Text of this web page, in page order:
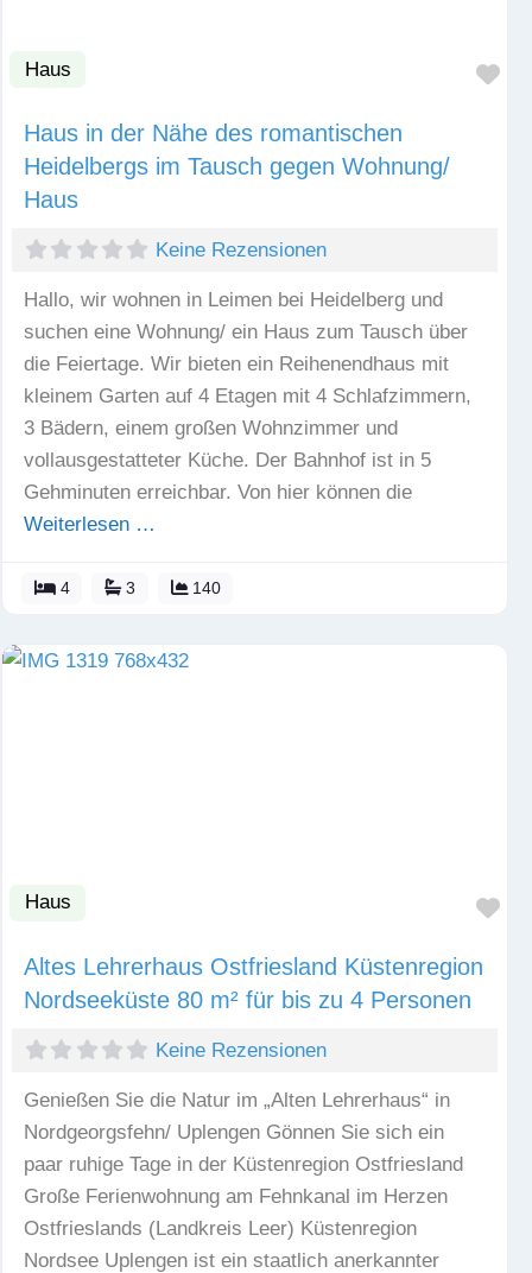
Haus
Haus in der Nähe des romantischen
Heidelbergs im Tausch gegen Wohnung/
Haus
Keine Rezensionen
Hallo, wir wohnen in Leimen bei Heidelberg und
suchen eine Wohnung/ ein Haus zum Tausch über
die Feiertage. Wir bieten ein Reihenendhaus mit
kleinem Garten auf 4 Etagen mit 4 Schlafzimmern,
3 Bädern, einem großen Wohnzimmer und
vollausgestatteter Küche. Der Bahnhof ist in 5
Gehminuten erreichbar. Von hier können die
Weiterlesen …
4 3 140
Haus
Altes Lehrerhaus Ostfriesland Küstenregion
Nordseeküste 80 m² für bis zu 4 Personen
Keine Rezensionen
Genießen Sie die Natur im „Alten Lehrerhaus“ in
Nordgeorgsfehn/ Uplengen Gönnen Sie sich ein
paar ruhige Tage in der Küstenregion Ostfriesland
Große Ferienwohnung am Fehnkanal im Herzen
Ostfrieslands (Landkreis Leer) Küstenregion
Nordsee Uplengen ist ein staatlich anerkannter